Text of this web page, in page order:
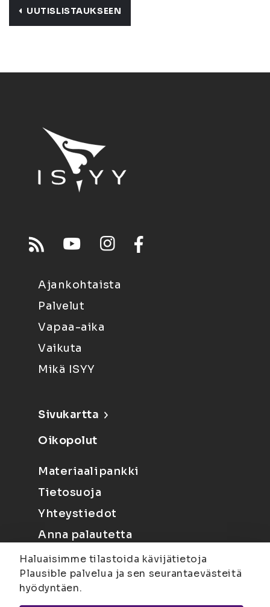
UUTISLISTAUKSEEN
Ajankohtaista
Palvelut
Vapaa-aika
Vaikuta
Mikä ISYY
Sivukartta
Oikopolut
Materiaalipankki
Tietosuoja
Yhteystiedot
Anna palautetta
Haluaisimme tilastoida kävijätietoja
Plausible palvelua ja sen seurantaevästeitä
hyödyntäen.